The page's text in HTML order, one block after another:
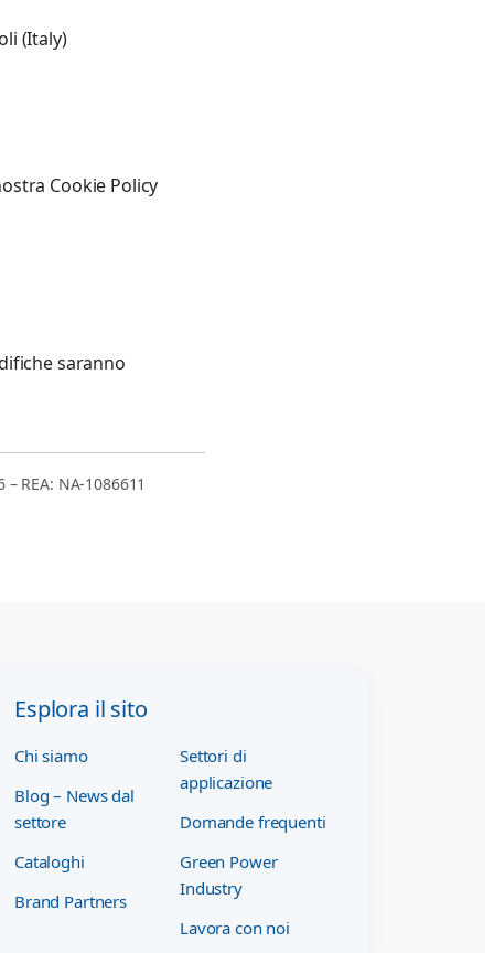
(Italy)
Cookie Policy
saranno
REA: NA-1086611
Esplora il sito
Chi siamo
Blog – News dal
settore
Cataloghi
Brand Partners
Settori di
applicazione
Domande frequenti
Green Power
Industry
Lavora con noi